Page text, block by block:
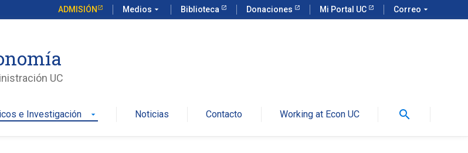
ADMISIÓN Medios arrow_drop_down Biblioteca Donaciones Mi Portal UC Correo arrow_drop_down
UC
e Investigación arrow_drop_down Noticias Contacto Working at Econ UC search